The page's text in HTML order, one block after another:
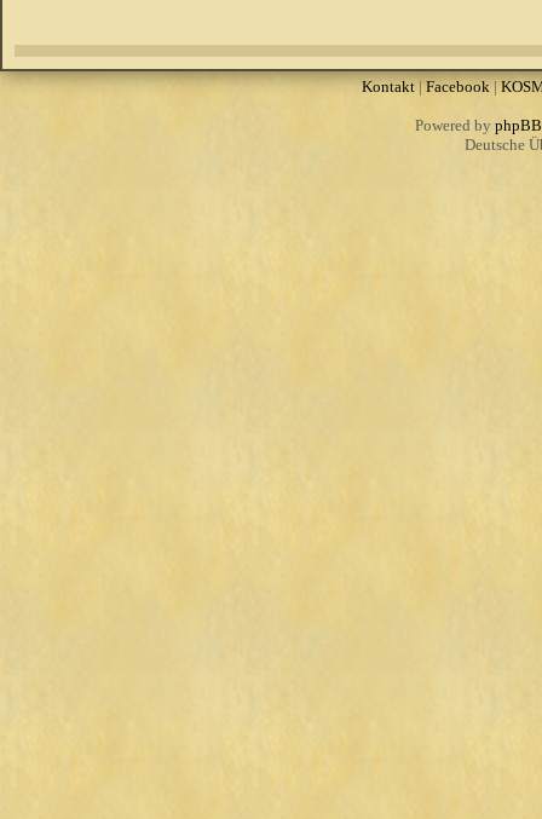
Kontakt| Facebook|
Powered by phpBB
Deutsche